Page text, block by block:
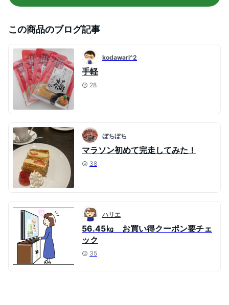
この商品のブログ記事
kodawari^2
手軽
28
ぼちぼち
マラソン初めて完走してみた！
38
ハリエ
56.45㎏ お買い得クーポン要チェ
ック
35